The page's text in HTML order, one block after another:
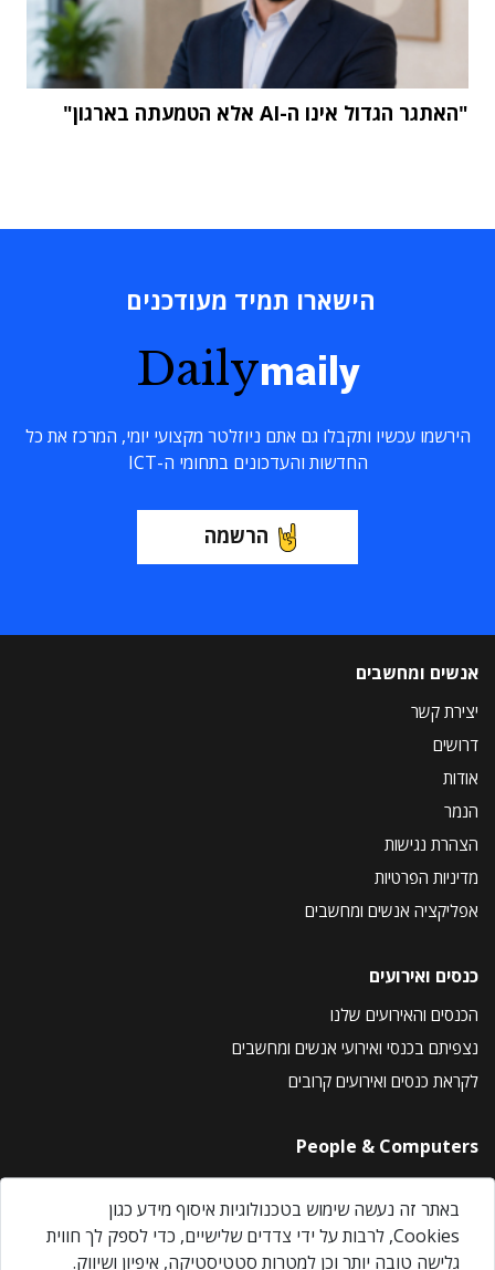
"האתגר הגדול אינו ה-AI אלא הטמעתה בארגון"
הישארו תמיד מעודכנים
Dailymaily
הירשמו עכשיו ותקבלו גם אתם ניוזלטר מקצועי יומי, המרכז את כל
החדשות והעדכונים בתחומי ה-ICT
הרשמה
אנשים ומחשבים
יצירת קשר
דרושים
אודות
הנמר
הצהרת נגישות
מדיניות הפרטיות
אפליקציה אנשים ומחשבים
כנסים ואירועים
הכנסים והאירועים שלנו
נצפיתם בכנסי ואירועי אנשים ומחשבים
לקראת כנסים ואירועים קרובים
People & Computers
About Us
Privacy Policy
Contact Us
באתר זה נעשה שימוש בטכנולוגיות איסוף מידע כגון
Cookies, לרבות על ידי צדדים שלישיים, כדי לספק לך חווית
גלישה טובה יותר וכן למטרות סטטיסטיקה, איפיון ושיווק.